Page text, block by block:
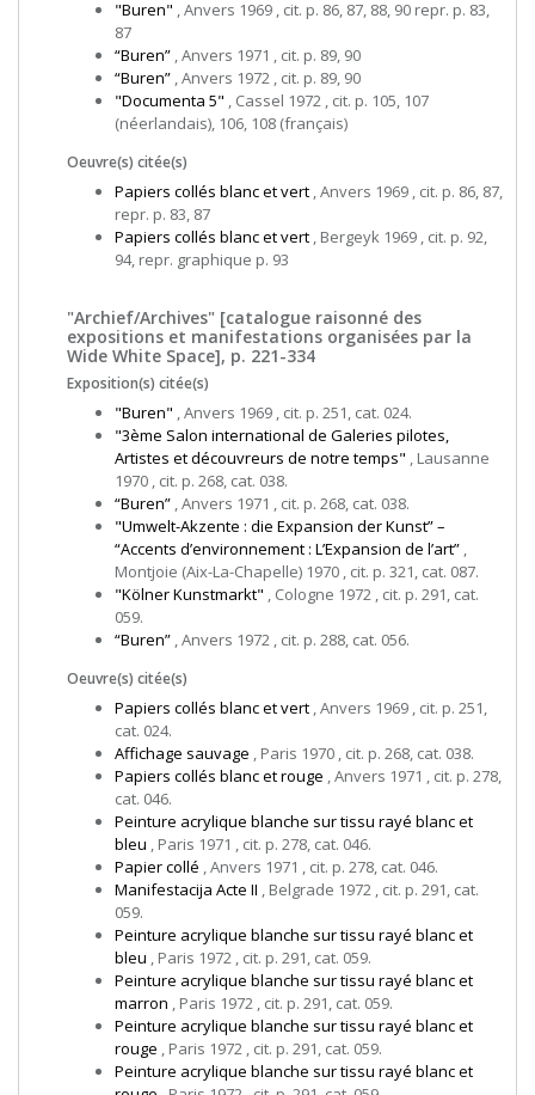
"Buren" , Anvers 1969 , cit. p. 86, 87, 88, 90 repr. p. 83,
87
“Buren” , Anvers 1971 , cit. p. 89, 90
“Buren” , Anvers 1972 , cit. p. 89, 90
"Documenta 5" , Cassel 1972 , cit. p. 105, 107
(néerlandais), 106, 108 (français)
Oeuvre(s) citée(s)
Papiers collés blanc et vert , Anvers 1969 , cit. p. 86, 87,
repr. p. 83, 87
Papiers collés blanc et vert , Bergeyk 1969 , cit. p. 92,
94, repr. graphique p. 93
"Archief/Archives" [catalogue raisonné des
expositions et manifestations organisées par la
Wide White Space], p. 221-334
Exposition(s) citée(s)
"Buren" , Anvers 1969 , cit. p. 251, cat. 024.
"3ème Salon international de Galeries pilotes,
Artistes et découvreurs de notre temps" , Lausanne
1970 , cit. p. 268, cat. 038.
“Buren” , Anvers 1971 , cit. p. 268, cat. 038.
"Umwelt-Akzente : die Expansion der Kunst” –
“Accents d’environnement : L’Expansion de l’art” ,
Montjoie (Aix-La-Chapelle) 1970 , cit. p. 321, cat. 087.
"Kölner Kunstmarkt" , Cologne 1972 , cit. p. 291, cat.
059.
“Buren” , Anvers 1972 , cit. p. 288, cat. 056.
Oeuvre(s) citée(s)
Papiers collés blanc et vert , Anvers 1969 , cit. p. 251,
cat. 024.
Affichage sauvage , Paris 1970 , cit. p. 268, cat. 038.
Papiers collés blanc et rouge , Anvers 1971 , cit. p. 278,
cat. 046.
Peinture acrylique blanche sur tissu rayé blanc et
bleu , Paris 1971 , cit. p. 278, cat. 046.
Papier collé , Anvers 1971 , cit. p. 278, cat. 046.
Manifestacija Acte II , Belgrade 1972 , cit. p. 291, cat.
059.
Peinture acrylique blanche sur tissu rayé blanc et
bleu , Paris 1972 , cit. p. 291, cat. 059.
Peinture acrylique blanche sur tissu rayé blanc et
marron , Paris 1972 , cit. p. 291, cat. 059.
Peinture acrylique blanche sur tissu rayé blanc et
rouge , Paris 1972 , cit. p. 291, cat. 059.
Peinture acrylique blanche sur tissu rayé blanc et